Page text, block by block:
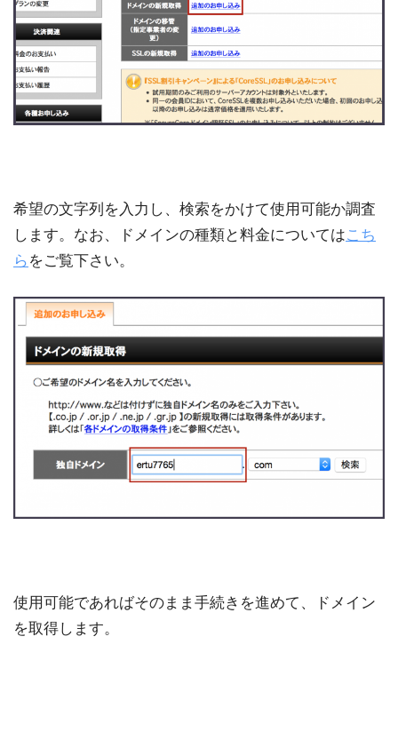
希望の文字列を入力し、検索をかけて使用可能か調査
します。なお、ドメインの種類と料金についてはこち
ら をご覧下さい。
使用可能であればそのまま手続きを進めて、ドメイン
を取得します。